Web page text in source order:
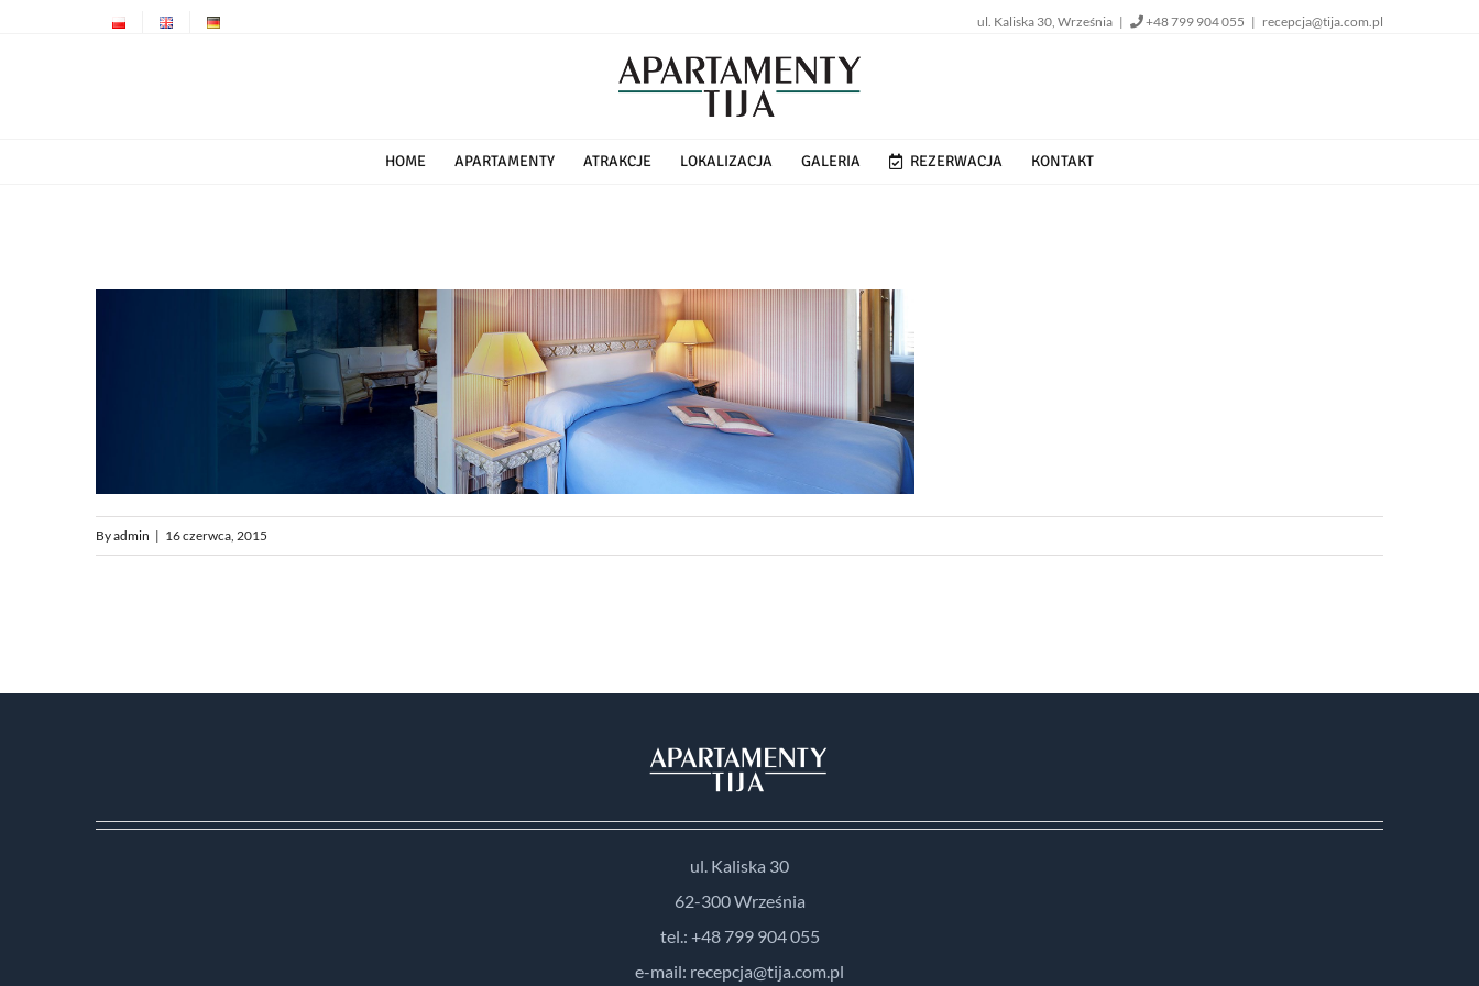
ul. Kaliska 30, Września | +48 799 904 055 | recepcja@tija.com.pl
HOME APARTAMENTY ATRAKCJE LOKALIZACJA GALERIA REZERWACJA KONTAKT
Byadmin | 16 czerwca, 2015
ul. Kaliska 30
62-300 Września
tel.: +48 799 904 055
e-mail: recepcja@tija.com.pl